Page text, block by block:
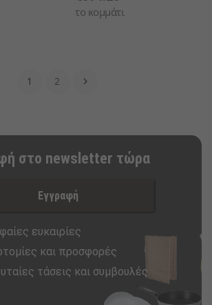
το κομμάτι
1 2 
στο newsletter τώρα
Εγγραφή
ευκαιρίες
και προσφορές
τάσεις και συμβουλές